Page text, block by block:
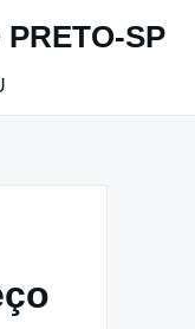
SP